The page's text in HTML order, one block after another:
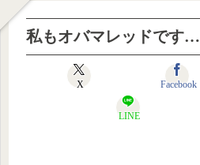
私もオバマレッドです…
X Facebook
LINE